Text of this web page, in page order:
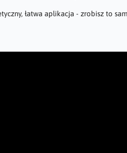
łatwa aplikacja - zrobisz to